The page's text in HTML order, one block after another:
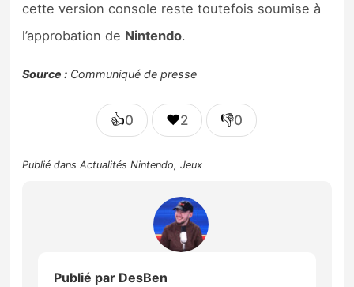
cette version console reste toutefois soumise à
l’approbation de Nintendo.
Source : Communiqué de presse
👍0 ❤️2 👎0
Publié dansActualités Nintendo,Jeux
Publié par DesBen